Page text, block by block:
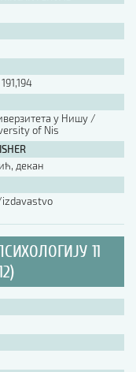
у Нишу /
of Nis
декан
11